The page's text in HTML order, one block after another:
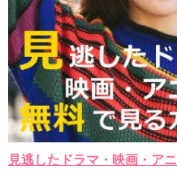
見逃したドラマ・映画・ア